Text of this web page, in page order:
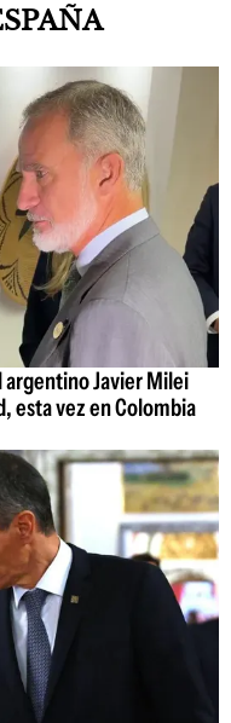
argentino Javier Milei
esta vez en Colombia